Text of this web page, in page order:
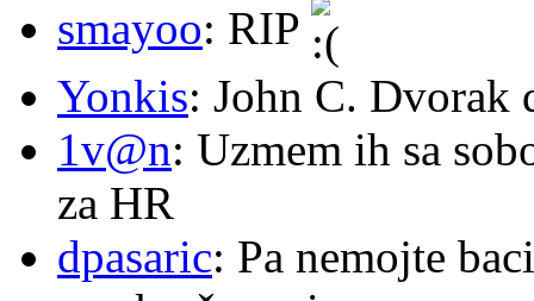
smayoo: RIP
Yonkis: John C. Dvorak
1v@n: Uzmem ih sa
za HR
dpasaric: Pa nemojte